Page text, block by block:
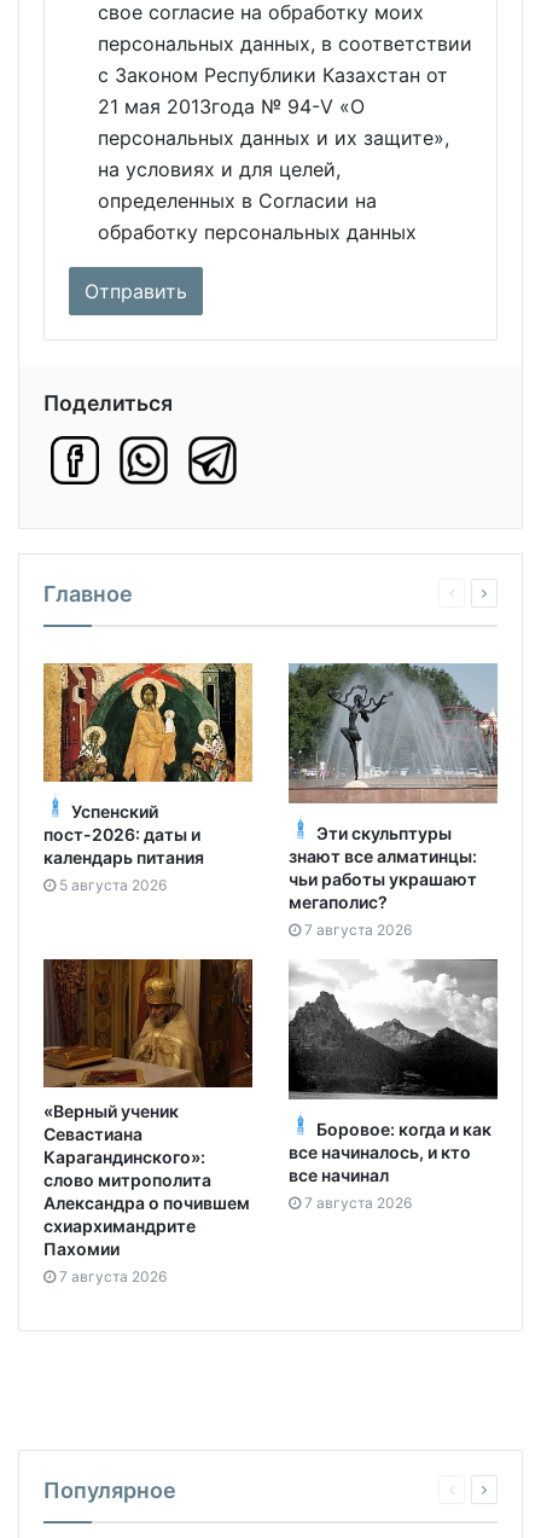
свое согласие на обработку моих
персональных данных, в соответствии
с Законом Республики Казахстан от
21 мая 2013года № 94-V «О
персональных данных и их защите»,
на условиях и для целей,
определенных в Согласии на
обработку персональных данных
Поделиться
Главное
Успенский
пост-2026: даты и
календарь питания
5 августа 2026
Эти скульптуры
знают все алматинцы:
чьи работы украшают
мегаполис?
7 августа 2026
«Верный ученик
Севастиана
Карагандинского»:
слово митрополита
Александра о почившем
схиархимандрите
Пахомии
7 августа 2026
Боровое: когда и как
все начиналось, и кто
все начинал
7 августа 2026
Популярное